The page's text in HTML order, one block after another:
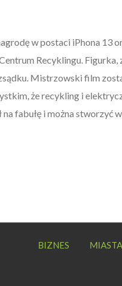
w postaci iPhona 13
Recyklingu.
Mistrzowski film
że recykling i
fabułę i można
BIZNES MIASTA